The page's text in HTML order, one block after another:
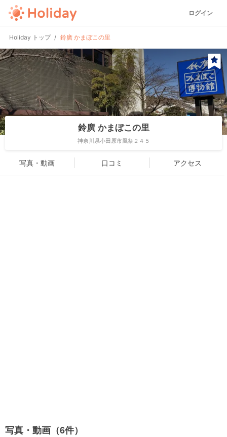
ログイン
Holiday トップ 鈴廣 かまぼこの里
鈴廣 かまぼこの里
神奈川県小田原市風祭２４５
写真・動画 口コミ アクセス
写真・動画（6件）